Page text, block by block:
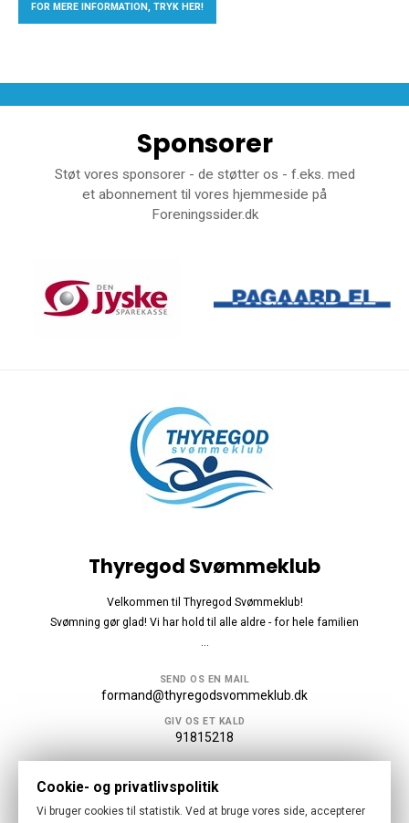
FOR MERE INFORMATION, TRYK HER!
Sponsorer
Støt vores sponsorer - de støtter os - f.eks. med
et abonnement til vores hjemmeside på
Foreningssider.dk
Thyregod Svømmeklub
Velkommen til Thyregod Svømmeklub!
Svømning gør glad! Vi har hold til alle aldre - for hele familien
...
SEND OS EN MAIL
formand@thyregodsvommeklub.dk
GIV OS ET KALD
91815218
Følg os
Cookie- og privatlivspolitik
Vi bruger cookies til statistik. Ved at bruge vores side, accepterer